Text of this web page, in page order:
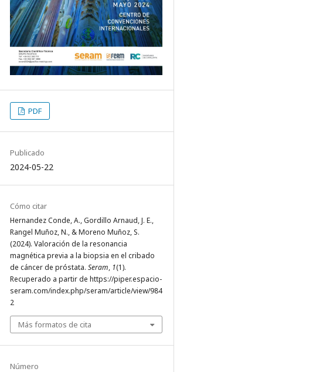
PDF
Publicado
2024-05-22
Cómo citar
Hernandez Conde, A., Gordillo Arnaud, J. E.,
Rangel Muñoz, N., & Moreno Muñoz, S.
(2024). Valoración de la resonancia
magnética previa a la biopsia en el cribado
de cáncer de próstata. Seram, 1(1).
Recuperado a partir de https://piper.espacio-
seram.com/index.php/seram/article/view/984
2
Más formatos de cita
Número